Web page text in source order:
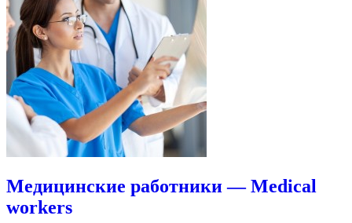
Медицинские работники — Medical
workers